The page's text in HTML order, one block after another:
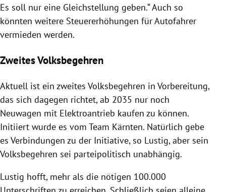
Es soll nur eine Gleichstellung geben.“ Auch so
könnten weitere Steuererhöhungen für Autofahrer
vermieden werden.
Zweites Volksbegehren
Aktuell ist ein zweites Volksbegehren in Vorbereitung,
das sich dagegen richtet, ab 2035 nur noch
Neuwagen mit Elektroantrieb kaufen zu können.
Initiiert wurde es vom Team Kärnten. Natürlich gebe
es Verbindungen zu der Initiative, so Lustig, aber sein
Volksbegehren sei parteipolitisch unabhängig.
Lustig hofft, mehr als die nötigen 100.000